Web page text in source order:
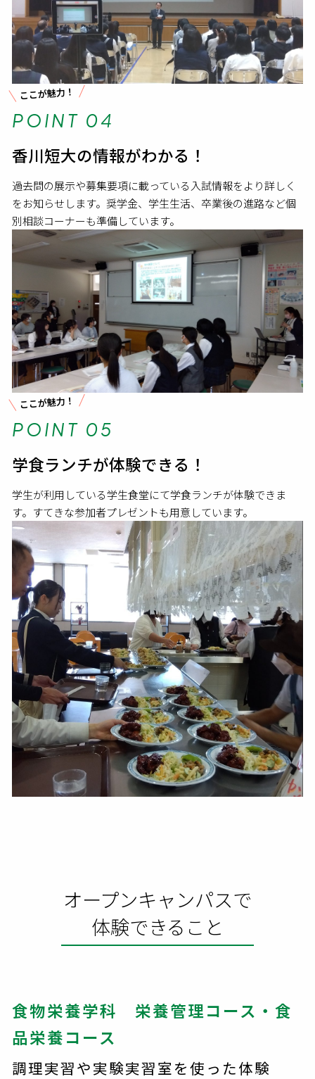
ここが魅力！
POINT 04
香川短大の情報がわかる！
過去問の展示や募集要項に載っている入試情報をより詳しく
をお知らせします。奨学金、学生生活、卒業後の進路など個
別相談コーナーも準備しています。
ここが魅力！
POINT 05
学食ランチが体験できる！
学生が利用している学生食堂にて学食ランチが体験できま
す。すてきな参加者プレゼントも用意しています。
オープンキャンパスで
体験できること
食物栄養学科 栄養管理コース・食
品栄養コース
調理実習や実験実習室を使った体験